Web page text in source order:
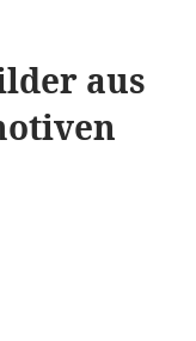
aus